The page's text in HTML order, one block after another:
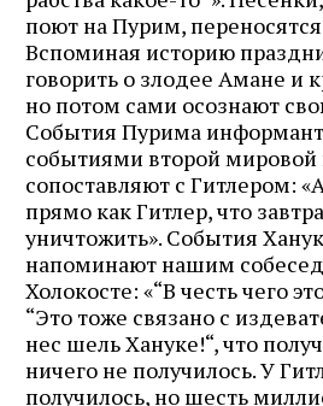
поют на Пурим,
Вспоминая историю
говорить о злодее Амане и
но потом сами осознают
События Пурима
событиями второй
сопоставляют с Гитлером:
прямо как Гитлер, что
уничтожить». События
напоминают нашим
Холокосте: «“В честь чего
“Это тоже связано с
нес шель Хануке!“, что
ничего не получилось. У
получилось, но шесть